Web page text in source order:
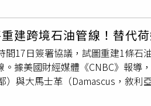
）本月警告，如果北京對稀
，引用川普的行政命令內容指出
鏈的時間表時，才可能獲得豁免
許多礦物價格長期低迷的阻礙。
相關項目難以獲利。但中國政府
由美國國防部支持的礦物精煉新
公司認為，這項技術類似於業界
及其他企業，向沙烏地出售
除在這個市場之外。沙烏地很可
議員擔憂這項協議可能對西亞局
試圖迫使德黑蘭（Tehran）放棄
）在社群媒體發文警告：「這項
目前沙烏地幾乎所有國內能源都
。聽聞這段故事，公司也特別準
雨，蕭景鴻笑說：「遇水則發！
風風雨雨！」隨後演唱〈Love
，選擇與現場歌迷一同淋雨。蕭
場合唱生日快樂歌，讓他感動不已
們可以向弟哥看齊，我們一定會
建跨境石油管線！替代
間17日簽署協議，試圖重建1條
據美國財經媒體《CNBC》報導
）與大馬士革（Damascus，敘
Wright）主持簽署儀式，簽約雙